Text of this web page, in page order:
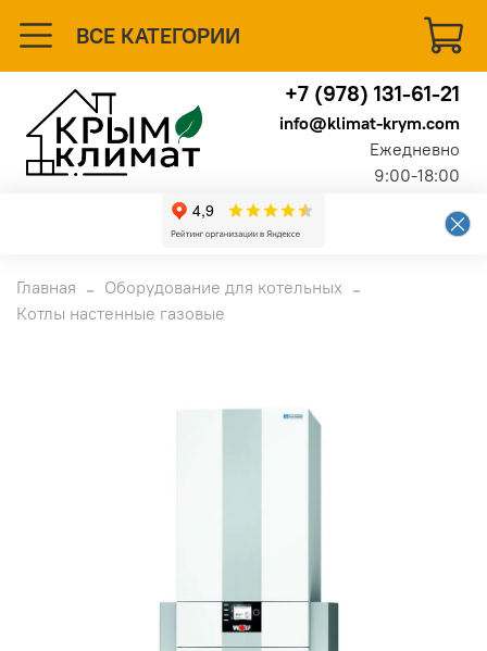
ВСЕ КАТЕГОРИИ
+7 (978) 131-61-21
info@klimat-krym.com
Ежедневно
9:00-18:00
Главная
Оборудование для котельных
Котлы настенные газовые